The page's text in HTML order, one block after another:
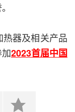
器及相关产品
2023首届中国